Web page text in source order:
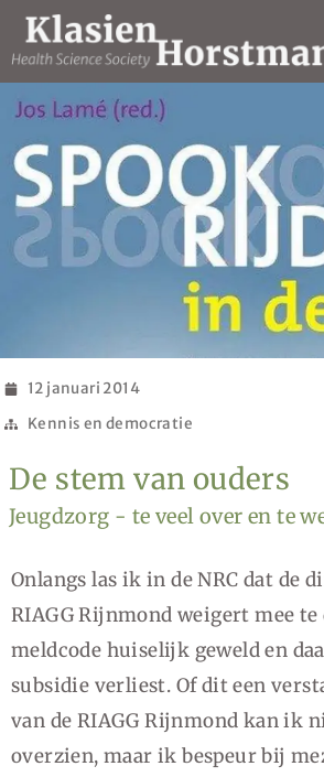
De stem van ouders
Jeugdzorg - te veel over en te
Onlangs las ik in de NRC dat de
RIAGG Rijnmond weigert mee te
meldcode huiselijk geweld en
subsidie verliest. Of dit een
van de RIAGG Rijnmond kan ik
overzien, maar ik bespeur bij
12 januari 2014
Kennis en democratie